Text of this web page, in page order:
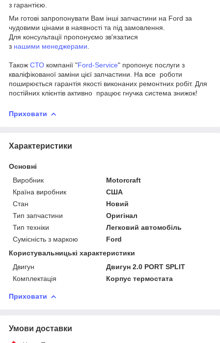
з гарантією.
Ми готові запропонувати Вам інші запчастини на Ford за
чудовими цінами в наявності та під замовлення.
Для консультації пропонуємо зв'язатися
з нашими менеджерами
Також СТО компанії "Ford-Service" пропонує послуги з
кваліфікованої заміни цієї запчастини. На все роботи
поширюється гарантія якості виконаних ремонтних робіт. Для
постійних клієнтів активно працює гнучка система знижок!
Приховати
Характеристики
Основні
Виробник
Motorcraft
Країна виробник
США
Стан
Новий
Тип запчастини
Оригінал
Тип техніки
Легковий автомобіль
Сумісність з маркою
Ford
Користувальницькі характеристики
Двигун
Двигун 2.0 PORT SPLIT
Комплектація
Корпус термостата
Приховати
Умови доставки